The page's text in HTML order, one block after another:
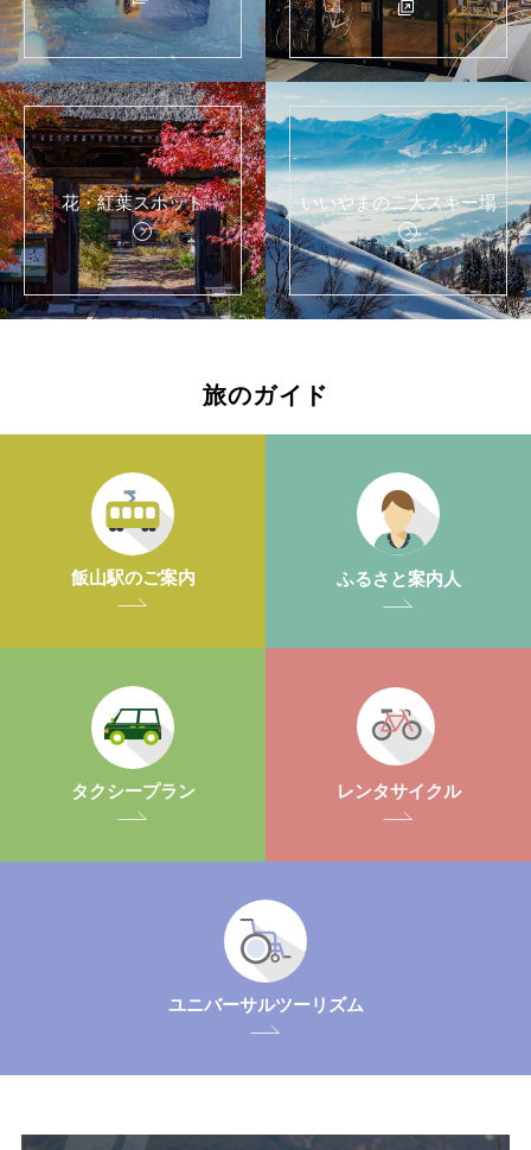
花・紅葉スポット いいやまの二大スキー場
旅のガイド
飯山駅のご案内 ふるさと案内人
タクシープラン レンタサイクル
ユニバーサルツーリズム